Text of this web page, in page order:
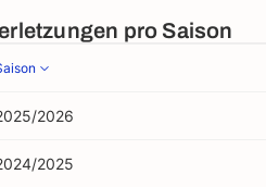
pro Saison
2026
2025